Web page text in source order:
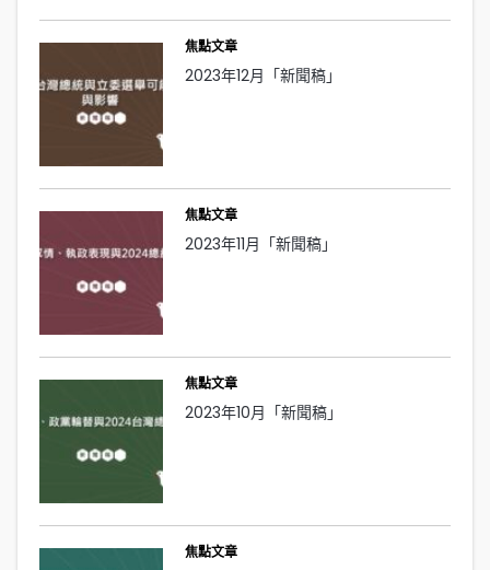
焦點文章
2023年12月「新聞稿」
焦點文章
2023年11月「新聞稿」
焦點文章
2023年10月「新聞稿」
焦點文章